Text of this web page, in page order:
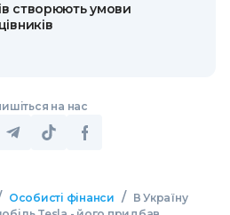
створюють умови
на нас
Особисті фінанси /
В Україну